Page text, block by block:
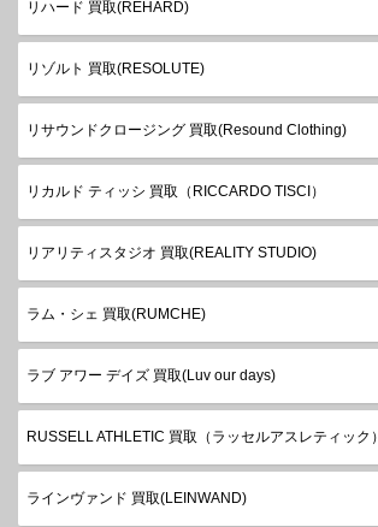
リハード 買取(REHARD)
リゾルト 買取(RESOLUTE)
リサウンドクロージング 買取(Resound Clothing)
リカルド ティッシ 買取（RICCARDO TISCI）
リアリティスタジオ 買取(REALITY STUDIO)
ラム・シェ 買取(RUMCHE)
ラブ アワー デイズ 買取(Luv our days)
RUSSELL ATHLETIC 買取（ラッセルアスレティック）
ラインヴァンド 買取(LEINWAND)